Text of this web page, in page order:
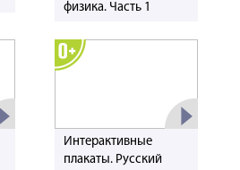
физика. Часть 1
Интерактивные
плакаты. Русский